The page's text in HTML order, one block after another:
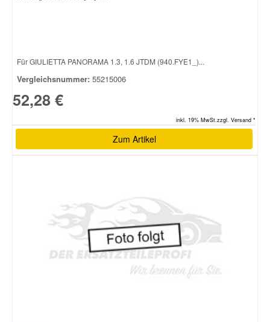
Für GIULIETTA PANORAMA 1.3, 1.6 JTDM (940.FYE1_)...
Vergleichsnummer: 55215006
52,28 €
inkl. 19% MwSt.zzgl. Versand *
Zum Artikel